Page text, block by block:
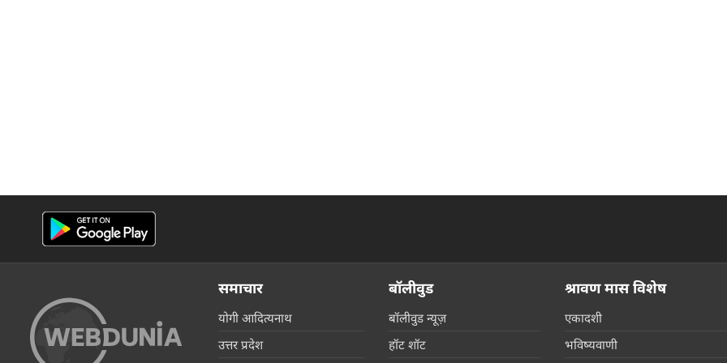
समाचार
योगी आदित्यनाथ
उत्तर प्रदेश
बॉलीवुड
बॉलीवुड न्यूज़
हॉट शॉट
श्रावण मास विशेष
एकादशी
भविष्यवाणी